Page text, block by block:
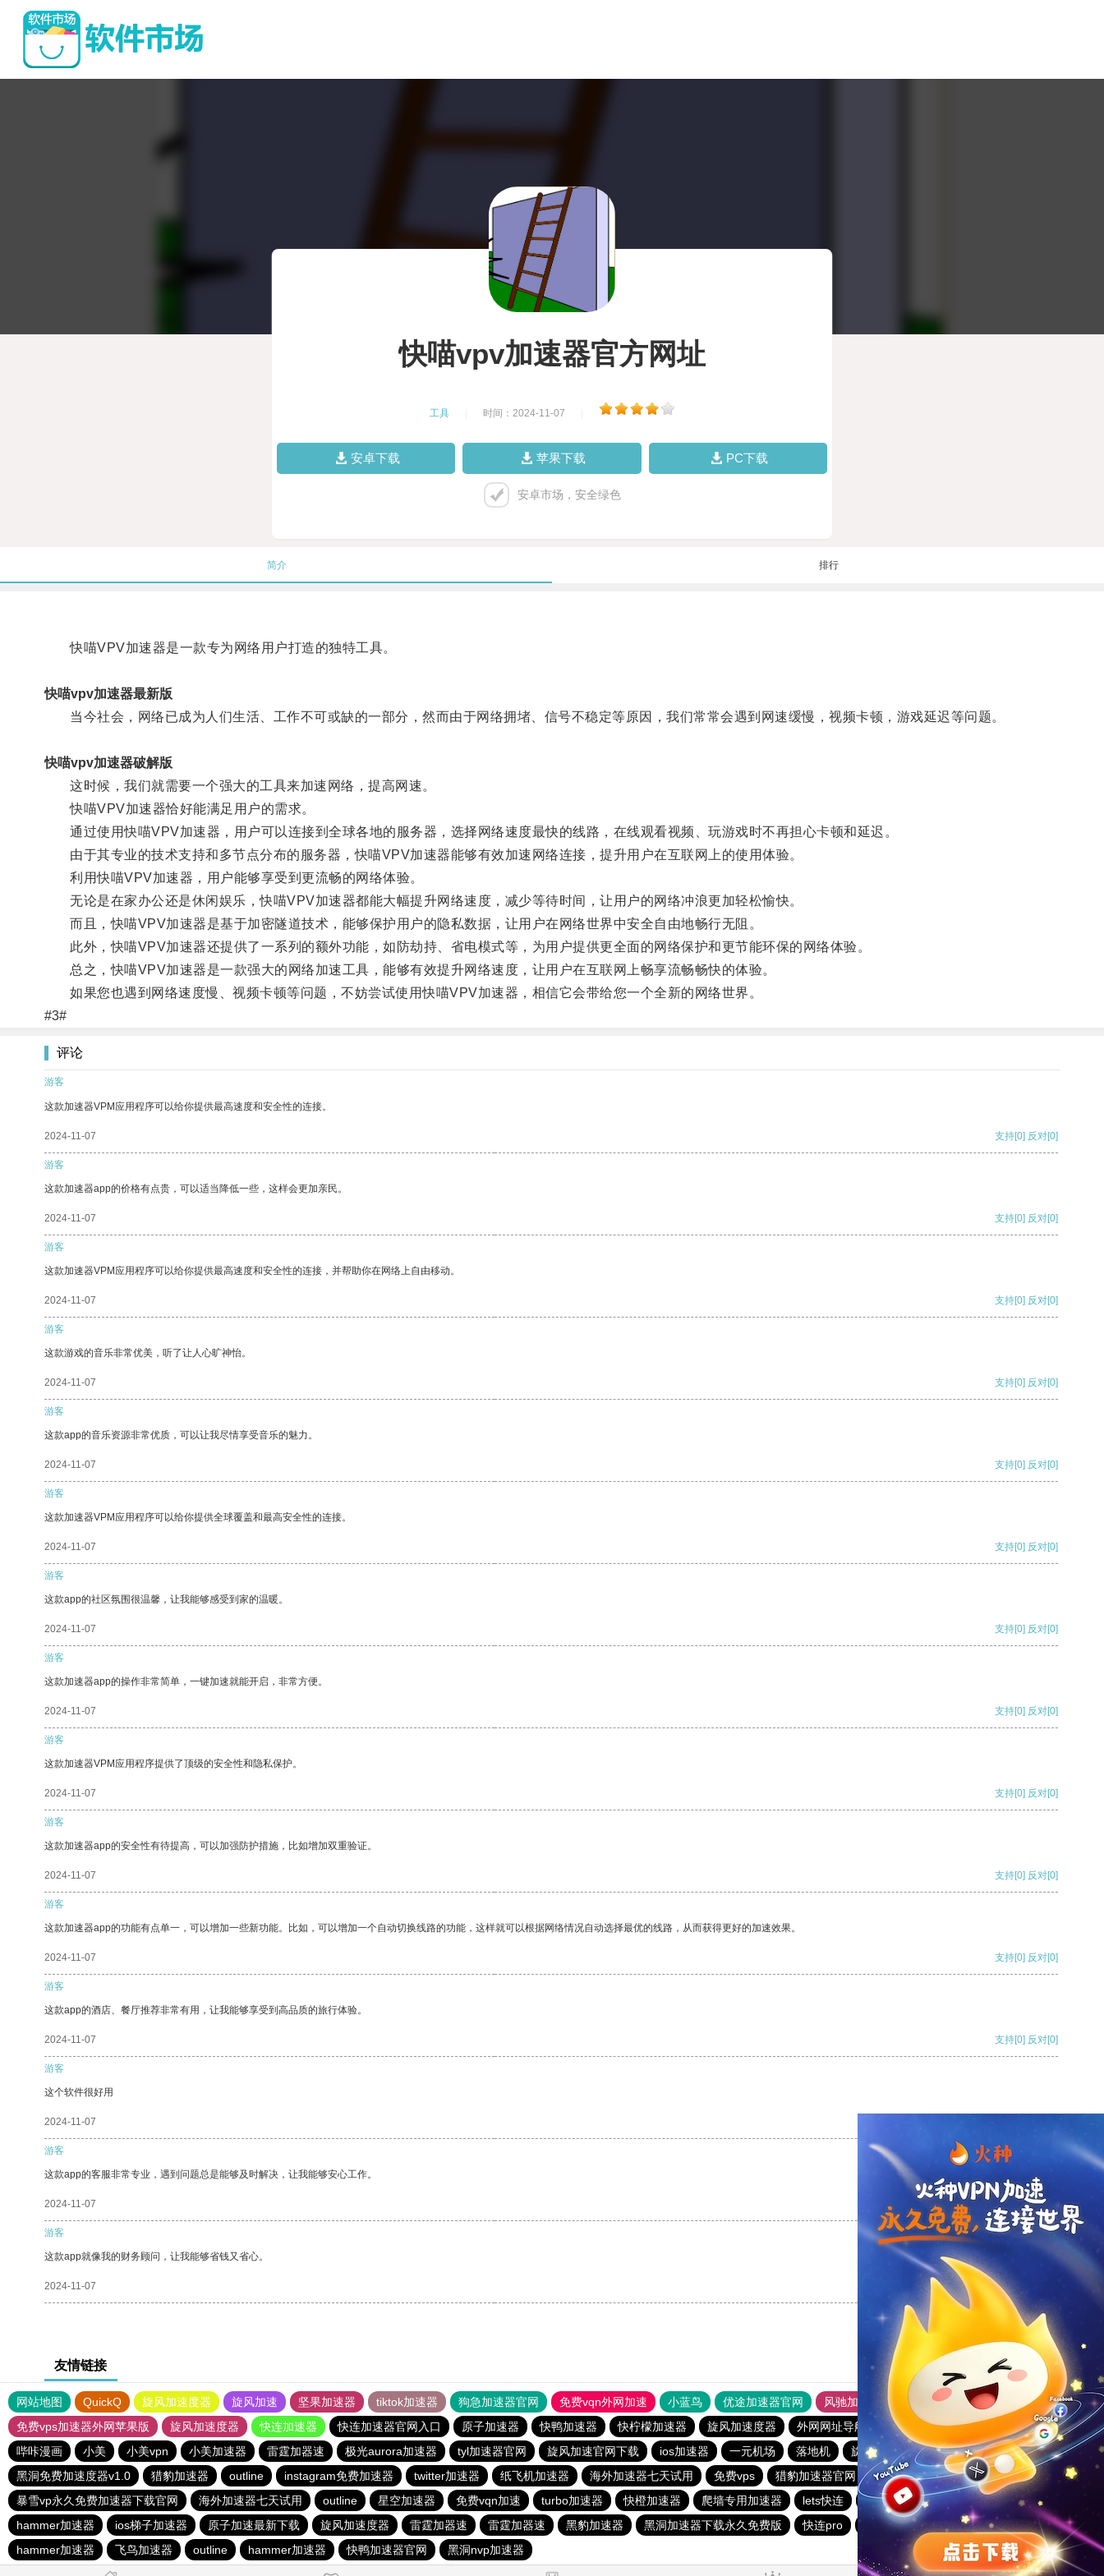
快喵vpv加速器官方网址
工具 时间：2024-11-07
安卓下载 苹果下载 PC下载
安卓市场，安全绿色
简介 排行
快喵VPV加速器是一款专为网络用户打造的独特工具。
快喵vpv加速器最新版
当今社会，网络已成为人们生活、工作不可或缺的一部分，然而由于网络拥堵、信号不稳定等原因，我们常常会遇到网速缓慢，视频卡顿，游戏延迟等问题。
快喵vpv加速器破解版
这时候，我们就需要一个强大的工具来加速网络，提高网速。
快喵VPV加速器恰好能满足用户的需求。
通过使用快喵VPV加速器，用户可以连接到全球各地的服务器，选择网络速度最快的线路，在线观看视频、玩游戏时不再担心卡顿和延迟。
由于其专业的技术支持和多节点分布的服务器，快喵VPV加速器能够有效加速网络连接，提升用户在互联网上的使用体验。
利用快喵VPV加速器，用户能够享受到更流畅的网络体验。
无论是在家办公还是休闲娱乐，快喵VPV加速器都能大幅提升网络速度，减少等待时间，让用户的网络冲浪更加轻松愉快。
而且，快喵VPV加速器是基于加密隧道技术，能够保护用户的隐私数据，让用户在网络世界中安全自由地畅行无阻。
此外，快喵VPV加速器还提供了一系列的额外功能，如防劫持、省电模式等，为用户提供更全面的网络保护和更节能环保的网络体验。
总之，快喵VPV加速器是一款强大的网络加速工具，能够有效提升网络速度，让用户在互联网上畅享流畅畅快的体验。
如果您也遇到网络速度慢、视频卡顿等问题，不妨尝试使用快喵VPV加速器，相信它会带给您一个全新的网络世界。
#3#
评论
游客
这款加速器VPM应用程序可以给你提供最高速度和安全性的连接。
2024-11-07 支持[0] 反对[0]
游客
这款加速器app的价格有点贵，可以适当降低一些，这样会更加亲民。
2024-11-07 支持[0] 反对[0]
游客
这款加速器VPM应用程序可以给你提供最高速度和安全性的连接，并帮助你在网络上自由移动。
2024-11-07 支持[0] 反对[0]
游客
这款游戏的音乐非常优美，听了让人心旷神怡。
2024-11-07 支持[0] 反对[0]
游客
这款app的音乐资源非常优质，可以让我尽情享受音乐的魅力。
2024-11-07 支持[0] 反对[0]
游客
这款加速器VPM应用程序可以给你提供全球覆盖和最高安全性的连接。
2024-11-07 支持[0] 反对[0]
游客
这款app的社区氛围很温馨，让我能够感受到家的温暖。
2024-11-07 支持[0] 反对[0]
游客
这款加速器app的操作非常简单，一键加速就能开启，非常方便。
2024-11-07 支持[0] 反对[0]
游客
这款加速器VPM应用程序提供了顶级的安全性和隐私保护。
2024-11-07 支持[0] 反对[0]
游客
这款加速器app的安全性有待提高，可以加强防护措施，比如增加双重验证。
2024-11-07 支持[0] 反对[0]
游客
这款加速器app的功能有点单一，可以增加一些新功能。比如，可以增加一个自动切换线路的功能，这样就可以根据网络情况自动选择最优的线路，从而获得更好的加速效果。
2024-11-07 支持[0] 反对[0]
游客
这款app的酒店、餐厅推荐非常有用，让我能够享受到高品质的旅行体验。
2024-11-07 支持[0] 反对[0]
游客
这个软件很好用
2024-11-07
游客
这款app的客服非常专业，遇到问题总是能够及时解决，让我能够安心工作。
2024-11-07 支持 [0] 反对 [0]
游客
这款app就像我的财务顾问，让我能够省钱又省心。
2024-11-07 支持
友情链接
网站地图 QuickQ 旋风加速度器 旋风加速 坚果加速器 tiktok加速器 狗急加速器官网 免费vqn外网加速 小蓝鸟 优途加速器官网 风驰加速器
旋风加速器
免费vps加速器外网苹果版
旋风加速度器 快连加速器 快连加速器官网入口 原子加速器 快鸭加速器 快柠檬加速器 旋风加速度器 外网网址导航 软件中心 雷霆加速
狂飙加速器
哔咔漫画
小美 小美vpn 小美加速器 雷霆加器速 极光aurora加速器 tyl加速器官网 旋风加速官网下载 ios加速器 一元机场 落地机 旋风加速度器
快鸭vp加速器
黑洞免费加速度器v1.0
猎豹加速器 outline instagram免费加速器 twitter加速器 纸飞机加速器 海外加速器七天试用 免费vps 猎豹加速器官网
夏时加速器
暴雪vp永久免费加速器下载官网
海外加速器七天试用 outline 星空加速器 免费vqn加速 turbo加速器 快橙加速器 爬墙专用加速器 lets快连 雷霆加速免费永久
猎豹vp加速器官网
hammer加速器
ios梯子加速器 原子加速最新下载 旋风加速度器 雷霆加器速 雷霆加器速 黑豹加速器 黑洞加速器下载永久免费版 快连pro outline 暴雪加速器vp
ios加速器
hammer加速器
飞鸟加速器 outline hammer加速器 快鸭加速器官网 黑洞nvp加速器